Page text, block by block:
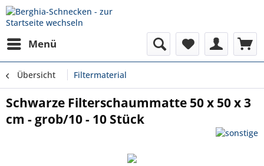
Menü
Übersicht Filtermaterial
Schwarze Filterschaummatte 50 x 50 x 3
cm - grob/10 - 10 Stück